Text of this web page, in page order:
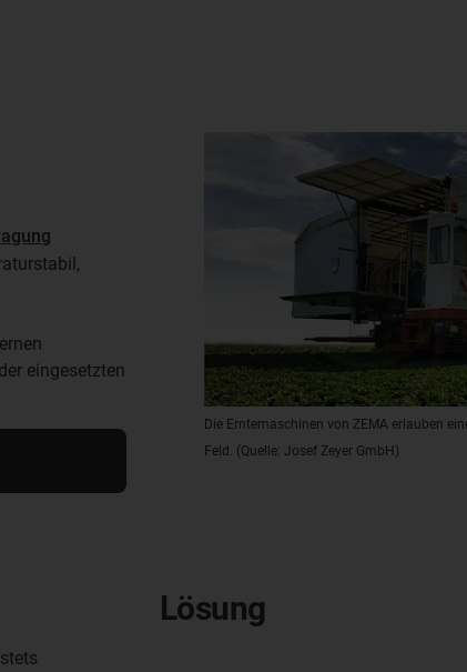
eingesetzten
Die Erntemaschinen von ZEMA erlauben
Feld. (Quelle: Josef Zeyer GmbH)
Lösung